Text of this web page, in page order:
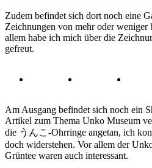
Zudem befindet sich dort noch eine
Zeichnungen von mehr oder weniger
allem habe ich mich über die
gefreut.
Am Ausgang befindet sich noch ein
Artikel zum Thema Unko Museum
die うんこ-Ohrringe angetan, ich
doch widerstehen. Vor allem der
Grüntee waren auch interessant.